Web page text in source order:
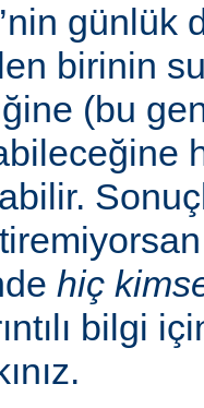
günlük
birinin
(bu
hiç
bilgi